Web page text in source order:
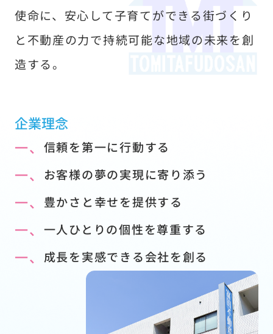
使命に、安心して子育てができる街づくり
と不動産の力で持続可能な地域の未来を創
造する。
企業理念
一、 信頼を第一に行動する
一、 お客様の夢の実現に寄り添う
一、 豊かさと幸せを提供する
一、 一人ひとりの個性を尊重する
一、 成長を実感できる会社を創る